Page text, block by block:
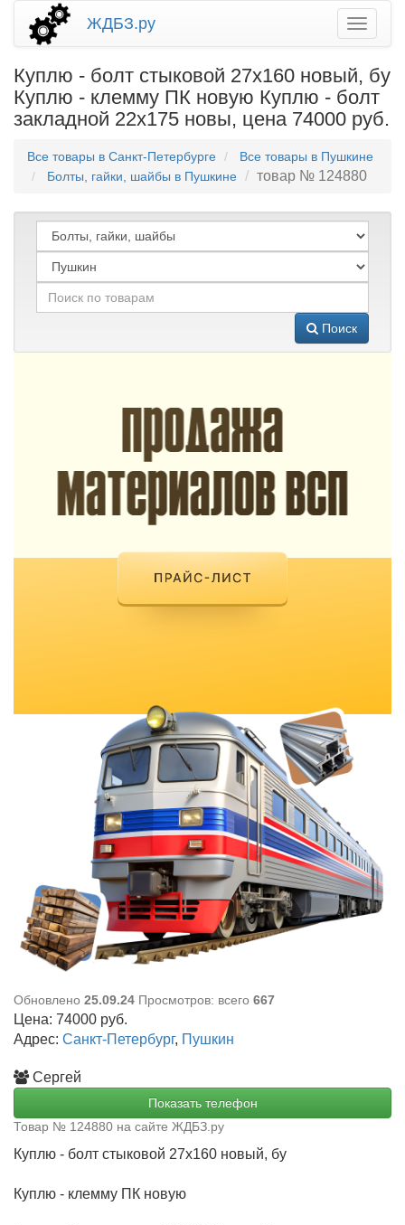
ЖДБЗ.ру
Куплю - болт стыковой 27х160 новый, бу
Куплю - клемму ПК новую Куплю - болт
закладной 22х175 новы, цена 74000 руб.
Все товары в Санкт-Петербурге
Все товары в Пушкине
Болты, гайки, шайбы в Пушкине
товар № 124880
Поиск
Обновлено 25.09.24 Просмотров: всего 667
Цена: 74000 руб.
Адрес: Санкт-Петербург, Пушкин
Сергей
Показать телефон
Товар № 124880 на сайте ЖДБЗ.ру
Куплю - болт стыковой 27х160 новый, бу
Куплю - клемму ПК новую